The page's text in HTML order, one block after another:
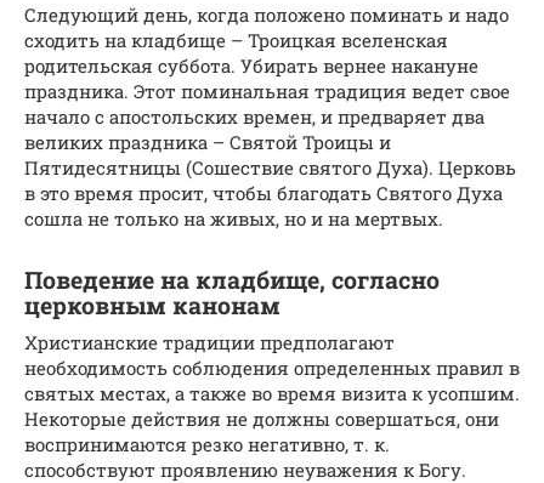
Следующий день, когда положено поминать и надо
сходить на кладбище – Троицкая вселенская
родительская суббота. Убирать вернее накануне
праздника. Этот поминальная традиция ведет свое
начало с апостольских времен, и предваряет два
великих праздника – Святой Троицы и
Пятидесятницы (Сошествие святого Духа). Церковь
в это время просит, чтобы благодать Святого Духа
сошла не только на живых, но и на мертвых.
Поведение на кладбище, согласно
церковным канонам
Христианские традиции предполагают
необходимость соблюдения определенных правил в
святых местах, а также во время визита к усопшим.
Некоторые действия не должны совершаться, они
воспринимаются резко негативно, т. к.
способствуют проявлению неуважения к Богу.